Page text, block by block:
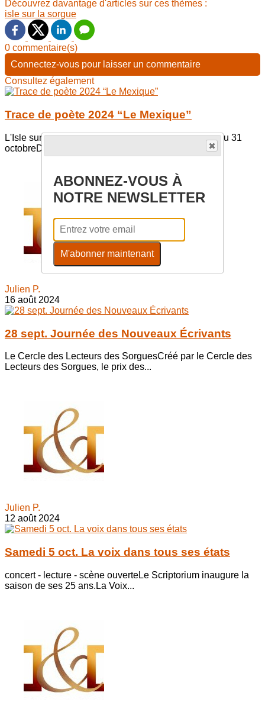
Découvrez davantage d'articles sur ces thèmes :
isle sur la sorgue
0 commentaire(s)
Connectez-vous pour laisser un commentaire
Consultez également
Trace de poète 2024 “Le Mexique”
L'Isle sur la Sorgue et ses environs> 13 septembre au 31
octobreDepuis plus de vingt ans, la...
Julien P.
16 août 2024
28 sept. Journée des Nouveaux Écrivants
Le Cercle des Lecteurs des SorguesCréé par le Cercle des
Lecteurs des Sorgues, le prix des...
Julien P.
12 août 2024
Samedi 5 oct. La voix dans tous ses états
concert - lecture - scène ouverteLe Scriptorium inaugure la
saison de ses 25 ans.La Voix...
ABONNEZ-VOUS À
NOTRE NEWSLETTER
M'abonner maintenant